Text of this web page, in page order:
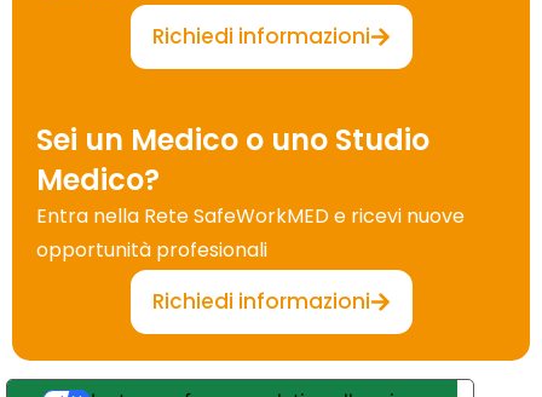
Richiedi informazioni
Sei un Medico o uno Studio
Medico?
Entra nella Rete SafeWorkMED e ricevi nuove
opportunità profesionali
Richiedi informazioni